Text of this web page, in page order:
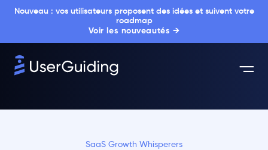
Nouveau : vos utilisateurs proposent des idées et suivent votre
roadmap
Voir les nouveautés →
SaaS Growth Whisperers